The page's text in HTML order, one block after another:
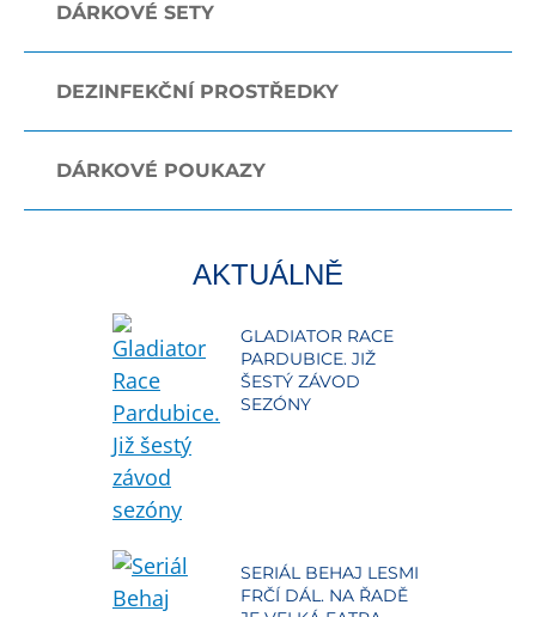
DÁRKOVÉ SETY
DEZINFEKČNÍ PROSTŘEDKY
DÁRKOVÉ POUKAZY
AKTUÁLNĚ
GLADIATOR RACE
PARDUBICE. JIŽ
ŠESTÝ ZÁVOD
SEZÓNY
SERIÁL BEHAJ LESMI
FRČÍ DÁL. NA ŘADĚ